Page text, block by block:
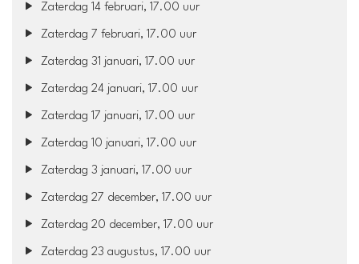
Zaterdag 14 februari, 17.00 uur
Zaterdag 7 februari, 17.00 uur
Zaterdag 31 januari, 17.00 uur
Zaterdag 24 januari, 17.00 uur
Zaterdag 17 januari, 17.00 uur
Zaterdag 10 januari, 17.00 uur
Zaterdag 3 januari, 17.00 uur
Zaterdag 27 december, 17.00 uur
Zaterdag 20 december, 17.00 uur
Zaterdag 23 augustus, 17.00 uur